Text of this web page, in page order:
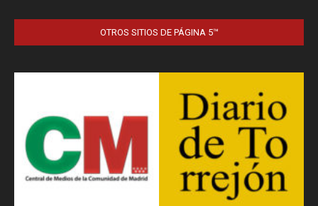
OTROS SITIOS DE PÁGINA 5™